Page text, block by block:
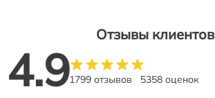
Отзывы клиентов
4.91799 отзывов 5358 оценок